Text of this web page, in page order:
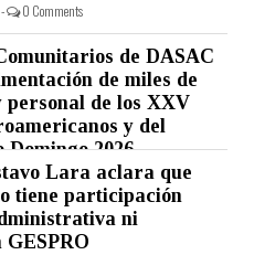
0 Comments
de DASAC
de miles de
personal de los XXV
y del
Domingo 2026
Lara aclara que
tiene participación
ni